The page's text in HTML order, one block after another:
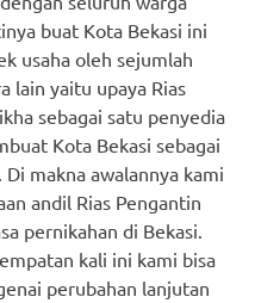
buat Kota Bekasi ini
usaha oleh sejumlah
lain yaitu upaya Rias
sebagai satu penyedia
Kota Bekasi sebagai
makna awalannya kami
andil Rias Pengantin
pernikahan di Bekasi.
kali ini kami bisa
perubahan lanjutan